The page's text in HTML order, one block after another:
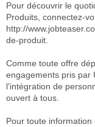
Pour découvrir le
Produits, connectez-
http://
de-produit.
Comme toute offre
engagements pris par
l'intégration de
ouvert à tous.
Pour toute